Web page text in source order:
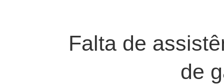
Falta de
de